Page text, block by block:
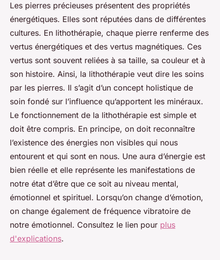
Les pierres précieuses présentent des propriétés
énergétiques. Elles sont réputées dans de différentes
cultures. En lithothérapie, chaque pierre renferme des
vertus énergétiques et des vertus magnétiques. Ces
vertus sont souvent reliées à sa taille, sa couleur et à
son histoire. Ainsi, la lithothérapie veut dire les soins
par les pierres. Il s’agit d’un concept holistique de
soin fondé sur l’influence qu’apportent les minéraux.
Le fonctionnement de la lithothérapie est simple et
doit être compris. En principe, on doit reconnaître
l’existence des énergies non visibles qui nous
entourent et qui sont en nous. Une aura d’énergie est
bien réelle et elle représente les manifestations de
notre état d’être que ce soit au niveau mental,
émotionnel et spirituel. Lorsqu’on change d’émotion,
on change également de fréquence vibratoire de
notre émotionnel. Consultez le lien pour plus
d'explications.